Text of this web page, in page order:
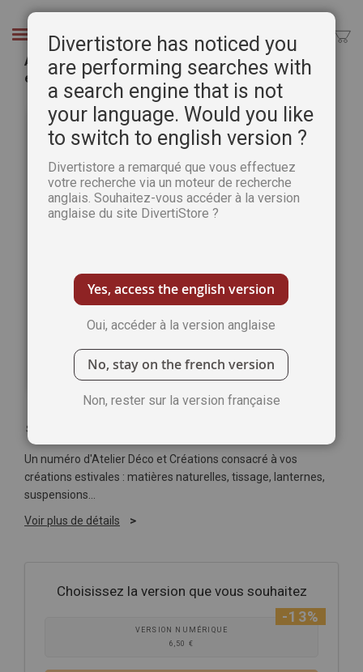
Chercher
Atelier Déco et Créations n°34 - Décorations
estivales à volonté
galerie
d’images
Soyez le premier à commenter ce produit
Un numéro d'Atelier Déco et Créations consacré à vos
créations estivales : matières naturelles, tissage, lanternes,
suspensions...
Voir plus de détails
Choisissez la version que vous souhaitez
VERSION NUMÉRIQUE
6,50 €
-13%
Divertistore has noticed you
are performing searches with
a search engine that is not
your language. Would you like
to switch to english version ?
Divertistore a remarqué que vous effectuez
votre recherche via un moteur de recherche
anglais. Souhaitez-vous accéder à la version
anglaise du site DivertiStore ?
Yes, access the english version
Oui, accéder à la version anglaise
No, stay on the french version
Non, rester sur la version française